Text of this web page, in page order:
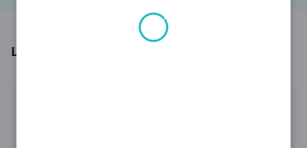
Les meilleures marques